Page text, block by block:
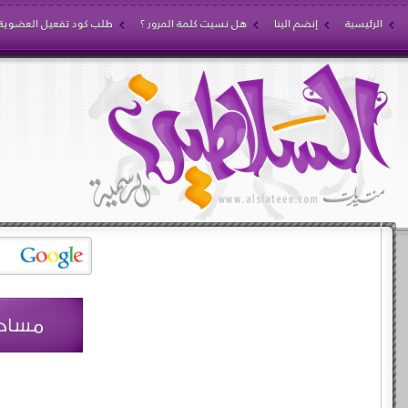
الرئيسية إنضم الينا هل نسيت كلمة المرور ؟ طلب كود تفعيل